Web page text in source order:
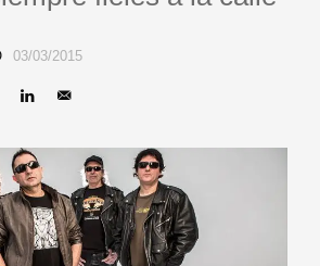
03/03/2015